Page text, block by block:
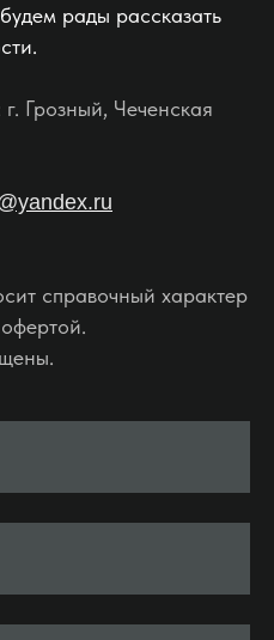
рады рассказать
Грозный, Чеченская
справочный характер